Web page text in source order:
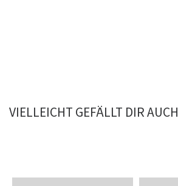
VIELLEICHT GEFÄLLT DIR AUCH